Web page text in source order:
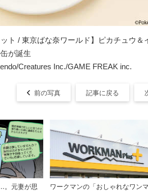
ット / 東京ばな奈ワールド】ピカチュウ
が誕生
Creatures Inc./GAME FREAK inc.
前の写真 記事に戻る